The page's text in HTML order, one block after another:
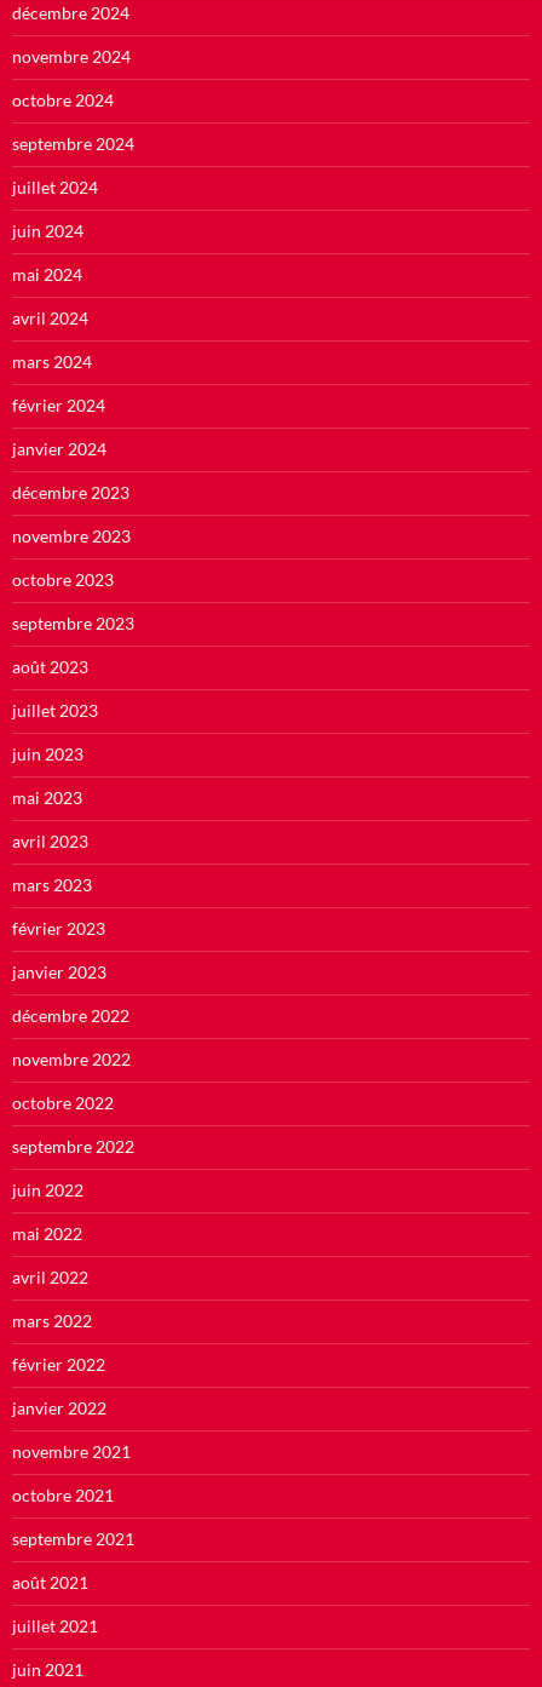
décembre 2024
novembre 2024
octobre 2024
septembre 2024
juillet 2024
juin 2024
mai 2024
avril 2024
mars 2024
février 2024
janvier 2024
décembre 2023
novembre 2023
octobre 2023
septembre 2023
août 2023
juillet 2023
juin 2023
mai 2023
avril 2023
mars 2023
février 2023
janvier 2023
décembre 2022
novembre 2022
octobre 2022
septembre 2022
juin 2022
mai 2022
avril 2022
mars 2022
février 2022
janvier 2022
novembre 2021
octobre 2021
septembre 2021
août 2021
juillet 2021
juin 2021